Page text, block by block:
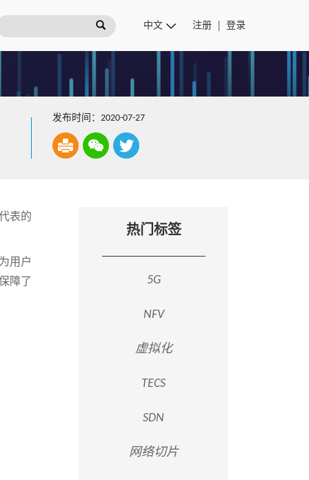
注册 登录
发布时间：2020-07-27
表的
用户
障了
热门标签
5G
NFV
虚拟化
TECS
SDN
网络切片